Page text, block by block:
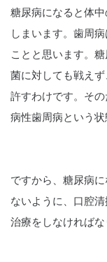
糖尿病になると体
しまいます。歯周
ことと思います。
菌に対しても戦え
許すわけです。そ
病性歯周病という状
ですから、糖尿病
ないように、口腔
治療をしなければな